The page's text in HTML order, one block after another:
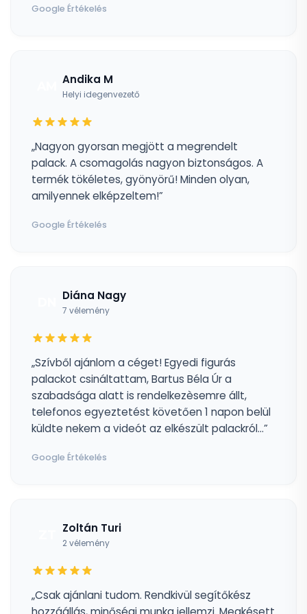
Google Értékelés
Andika M
Helyi idegenvezető
„Nagyon gyorsan megjött a megrendelt
palack. A csomagolás nagyon biztonságos. A
termék tökéletes, gyönyörű! Minden olyan,
amilyennek elképzeltem!”
Google Értékelés
Diána Nagy
7 vélemény
„Szívből ajánlom a céget! Egyedi figurás
palackot csináltattam, Bartus Béla Úr a
szabadsága alatt is rendelkezèsemre állt,
telefonos egyeztetést követően 1 napon belül
küldte nekem a videót az elkészült palackról...”
Google Értékelés
Zoltán Turi
2 vélemény
„Csak ajánlani tudom. Rendkivül segítőkész